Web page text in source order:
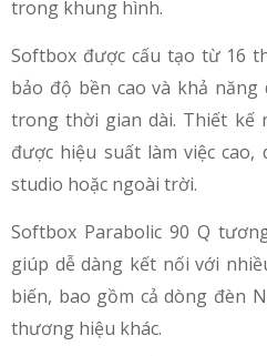
trong khung hình.
Softbox được cấu tạo từ 16
bảo độ bền cao và khả
trong thời gian dài. Thiết kế
được hiệu suất làm việc
studio hoặc ngoài trời.
Softbox Parabolic 90 Q
giúp dễ dàng kết nối với
biến, bao gồm cả dòng đèn
thương hiệu khác.